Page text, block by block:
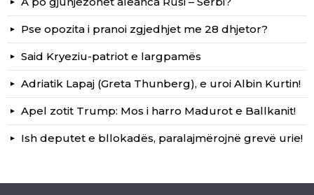
Pse opozita i pranoi zgjedhjet me 28 dhjetor?
Said Kryeziu-patriot e largpamës
Adriatik Lapaj (Greta Thunberg), e uroi Albin Kurtin!
Apel zotit Trump: Mos i harro Madurot e Ballkanit!
Ish deputet e bllokadës, paralajmërojnë grevë urie!